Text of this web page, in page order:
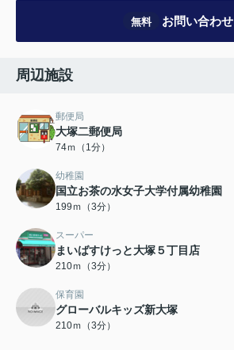
無料 お問い合わせ
周辺施設
郵便局
大塚二郵便局
74ｍ（1分）
幼稚園
国立お茶の水女子大学付属幼稚園
199ｍ（3分）
スーパー
まいばすけっと大塚５丁目店
210ｍ（3分）
保育園
グローバルキッズ新大塚
210ｍ（3分）